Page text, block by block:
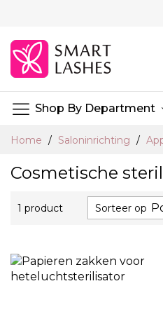
de
inhoud
Shop By Department
Home Saloninrichting
Cosmetische
1 product Sorteer op